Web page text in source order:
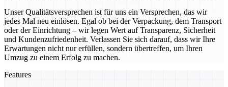
Unser Qualitätsversprechen ist für uns ein Versprechen, das wir
jedes Mal neu einlösen. Egal ob bei der Verpackung, dem Transport
oder der Einrichtung – wir legen Wert auf Transparenz, Sicherheit
und Kundenzufriedenheit. Verlassen Sie sich darauf, dass wir Ihre
Erwartungen nicht nur erfüllen, sondern übertreffen, um Ihren
Umzug zu einem Erfolg zu machen.
Features